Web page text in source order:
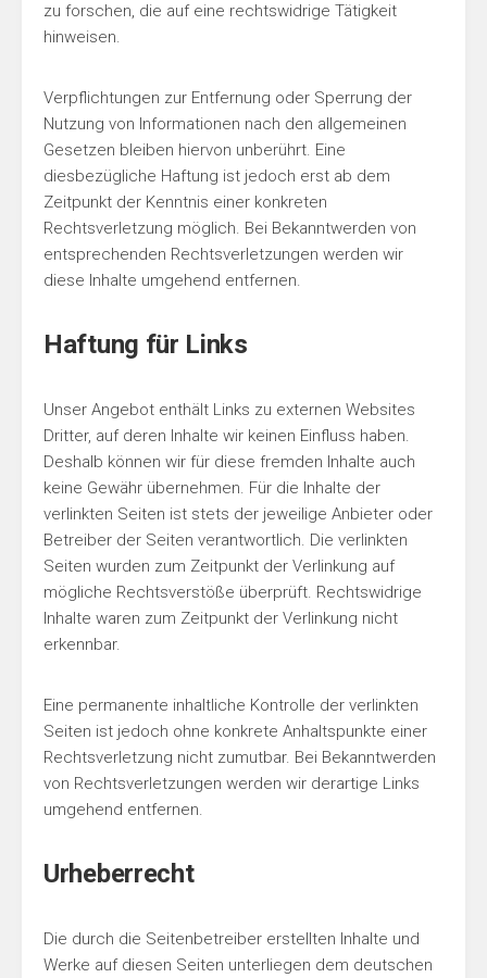
zu forschen, die auf eine rechtswidrige Tätigkeit
hinweisen.
Verpflichtungen zur Entfernung oder Sperrung der
Nutzung von Informationen nach den allgemeinen
Gesetzen bleiben hiervon unberührt. Eine
diesbezügliche Haftung ist jedoch erst ab dem
Zeitpunkt der Kenntnis einer konkreten
Rechtsverletzung möglich. Bei Bekanntwerden von
entsprechenden Rechtsverletzungen werden wir
diese Inhalte umgehend entfernen.
Haftung für Links
Unser Angebot enthält Links zu externen Websites
Dritter, auf deren Inhalte wir keinen Einfluss haben.
Deshalb können wir für diese fremden Inhalte auch
keine Gewähr übernehmen. Für die Inhalte der
verlinkten Seiten ist stets der jeweilige Anbieter oder
Betreiber der Seiten verantwortlich. Die verlinkten
Seiten wurden zum Zeitpunkt der Verlinkung auf
mögliche Rechtsverstöße überprüft. Rechtswidrige
Inhalte waren zum Zeitpunkt der Verlinkung nicht
erkennbar.
Eine permanente inhaltliche Kontrolle der verlinkten
Seiten ist jedoch ohne konkrete Anhaltspunkte einer
Rechtsverletzung nicht zumutbar. Bei Bekanntwerden
von Rechtsverletzungen werden wir derartige Links
umgehend entfernen.
Urheberrecht
Die durch die Seitenbetreiber erstellten Inhalte und
Werke auf diesen Seiten unterliegen dem deutschen